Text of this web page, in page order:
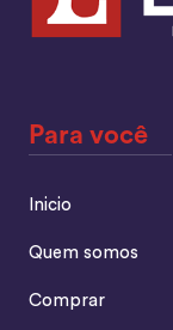
Para você
Inicio
Quem somos
Comprar